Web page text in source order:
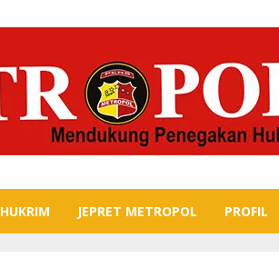
HUKRIM JEPRET METROPOL PROFIL